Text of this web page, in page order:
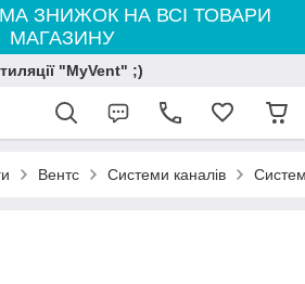
ЗНИЖОК НА ВСІ ТОВАРИ
МАГАЗИНУ
"MyVent" ;)
Вентс Системи каналів